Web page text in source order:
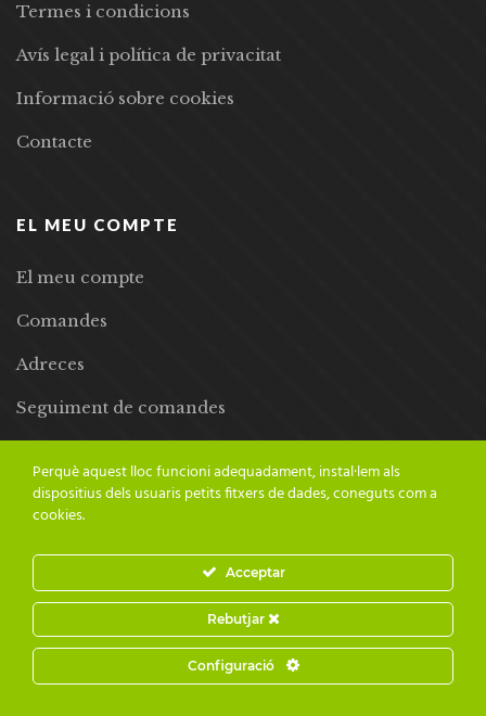
Termes i condicions
Avís legal i política de privacitat
Informació sobre cookies
Contacte
EL MEU COMPTE
El meu compte
Comandes
Adreces
Seguiment de comandes
© 2024 Adesiara Editorial | Tots els drets reservats | Preus amb
IVA inclòs |Grademorphic
Perquè aquest lloc funcioni adequadament, instal·lem als
dispositius dels usuaris petits fitxers de dades, coneguts com a
cookies.
Acceptar
Rebutjar
Configuració